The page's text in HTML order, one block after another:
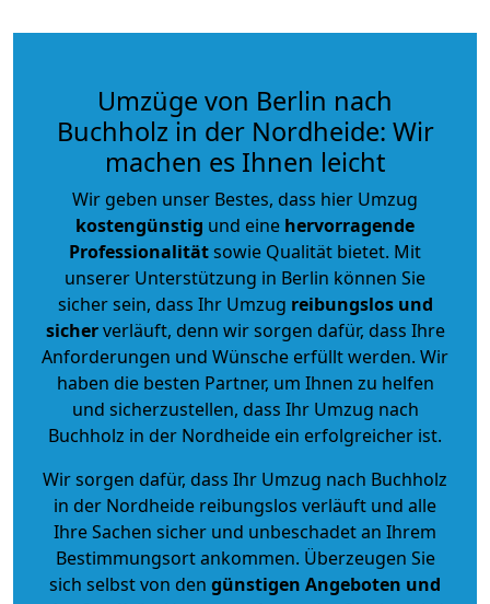
Umzüge von Berlin nach
Buchholz in der Nordheide: Wir
machen es Ihnen leicht
Wir geben unser Bestes, dass hier Umzug
kostengünstig und eine hervorragende
Professionalitätsowie Qualität bietet. Mit
unserer Unterstützung in Berlin können Sie
sicher sein, dass Ihr Umzug reibungslos und
sicherverläuft, denn wir sorgen dafür, dass Ihre
Anforderungen und Wünsche erfüllt werden. Wir
haben die besten Partner, um Ihnen zu helfen
und sicherzustellen, dass Ihr Umzug nach
Buchholz in der Nordheide ein erfolgreicher ist.
Wir sorgen dafür, dass Ihr Umzug nach Buchholz
in der Nordheide reibungslos verläuft und alle
Ihre Sachen sicher und unbeschadet an Ihrem
Bestimmungsort ankommen. Überzeugen Sie
sich selbst von den günstigen Angeboten und